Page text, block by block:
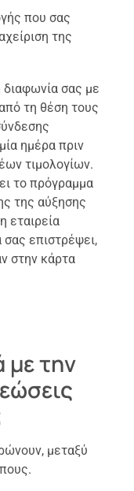
που σας
της
σας με
τη θέση τους
ημέρα πριν
τιμολογίων.
το πρόγραμμα
της αύξησης
εταιρεία
σας επιστρέψει,
στην κάρτα
με την
μεταξύ